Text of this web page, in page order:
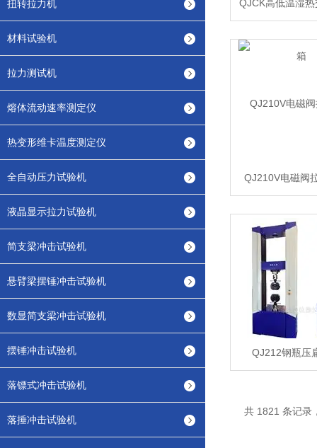
扭转拉力机
材料试验机
拉力测试机
熔体流动速率测定仪
热变形维卡温度测定仪
全自动压力试验机
液晶显示拉力试验机
简支梁冲击试验机
悬臂梁摆锤冲击试验机
数显简支梁冲击试验机
摆锤冲击试验机
落镖式冲击试验机
落捶冲击试验机
QJCK高低温湿
QJ210V电磁阀
QJ212钢瓶压
共 1821 条记